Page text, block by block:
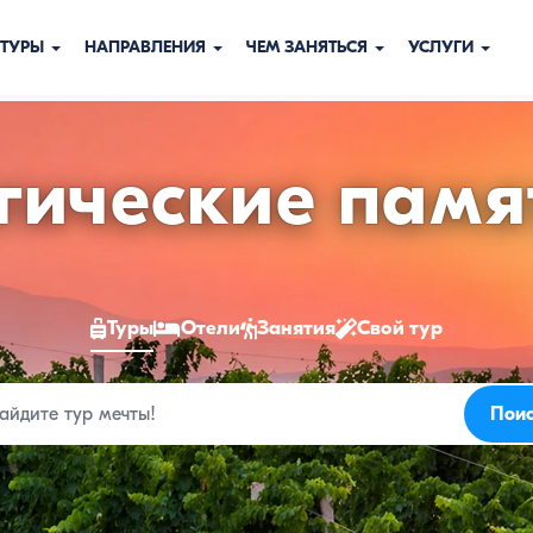
ТУРЫ НАПРАВЛЕНИЯ ЧЕМ ЗАНЯТЬСЯ УСЛУГИ
Туры Отели Занятия Свой тур